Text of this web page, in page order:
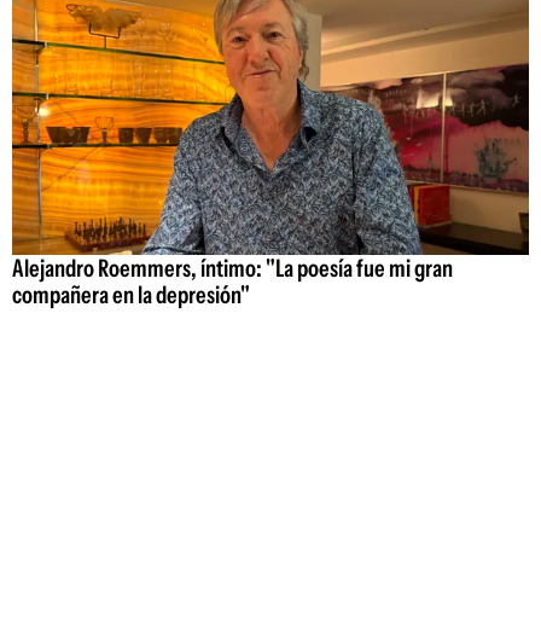
Alejandro Roemmers, íntimo: "La poesía fue mi gran
compañera en la depresión"